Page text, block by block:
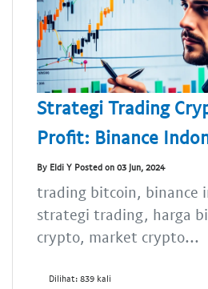
Strategi Trading
Profit: Binance
By Eldi Y Posted on 03 Jun, 2024
trading bitcoin, binance
strategi trading, harga
crypto, market crypto...
Dilihat: 839 kali